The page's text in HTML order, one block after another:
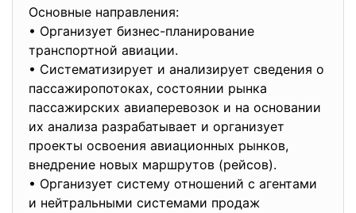
Основные направления:
• Организует бизнес-планирование
транспортной авиации.
• Систематизирует и анализирует сведения о
пассажиропотоках, состоянии рынка
пассажирских авиаперевозок и на основании
их анализа разрабатывает и организует
проекты освоения авиационных рынков,
внедрение новых маршрутов (рейсов).
• Организует систему отношений с агентами
и нейтральными системами продаж